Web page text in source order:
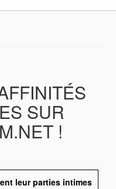
SUR
!
leur parties intimes